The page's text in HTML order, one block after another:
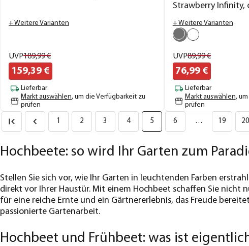
+ Weitere Varianten
UVP189,99€
159,39 €
Lieferbar
Markt auswählen, um die Verfügbarkeit zu
prüfen
Strawberry Infinity,
+ Weitere Varianten
UVP89,99€
76,99€
Lieferbar
Markt auswählen,
prüfen
1 2 3 4 5 6 … 19 20
Hochbeete: so wird Ihr Garten zum
Stellen Sie sich vor, wie Ihr Garten in leuchtenden Farben
direkt vor Ihrer Haustür. Mit einem Hochbeet schaffen Sie nicht
für eine reiche Ernte und ein Gärtnererlebnis, das Freude
passionierte Gartenarbeit.
Hochbeet und Frühbeet: was ist